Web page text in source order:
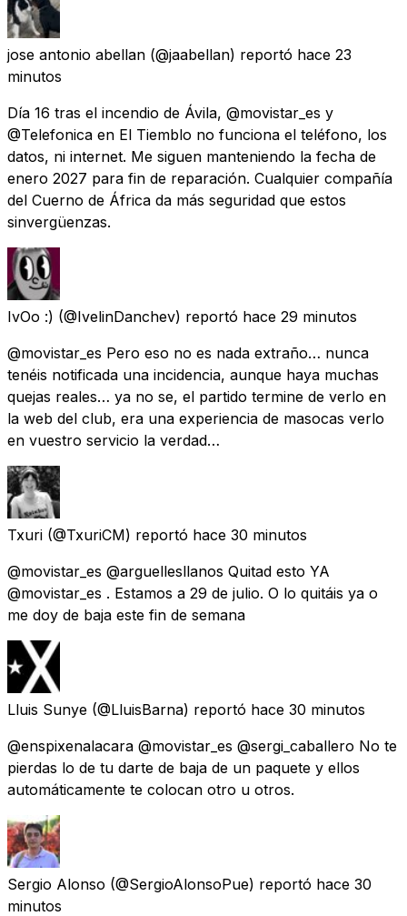
jose antonio abellan (@jaabellan) reportó hace 23
minutos
Día 16 tras el incendio de Ávila, @movistar_es y
@Telefonica en El Tiemblo no funciona el teléfono, los
datos, ni internet. Me siguen manteniendo la fecha de
enero 2027 para fin de reparación. Cualquier compañía
del Cuerno de África da más seguridad que estos
sinvergüenzas.
IvOo :) (@IvelinDanchev) reportó hace 29 minutos
@movistar_es Pero eso no es nada extraño… nunca
tenéis notificada una incidencia, aunque haya muchas
quejas reales… ya no se, el partido termine de verlo en
la web del club, era una experiencia de masocas verlo
en vuestro servicio la verdad…
Txuri (@TxuriCM) reportó hace 30 minutos
@movistar_es @arguellesllanos Quitad esto YA
@movistar_es . Estamos a 29 de julio. O lo quitáis ya o
me doy de baja este fin de semana
Lluis Sunye (@LluisBarna) reportó hace 30 minutos
@enspixenalacara @movistar_es @sergi_caballero No te
pierdas lo de tu darte de baja de un paquete y ellos
automáticamente te colocan otro u otros.
Sergio Alonso (@SergioAlonsoPue) reportó hace 30
minutos